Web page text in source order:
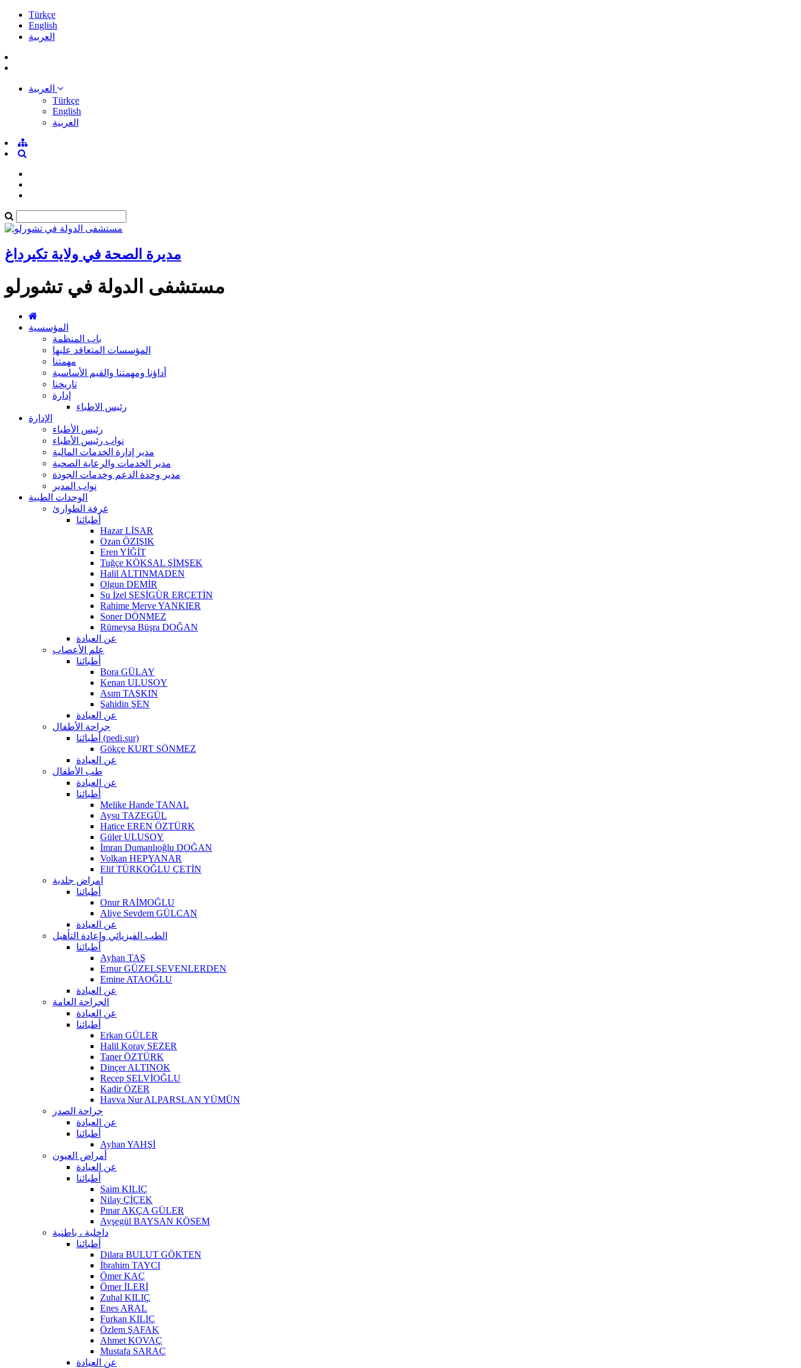
Türkçe
English
العربية
Türkçe
English
العربية
مديرة الصحة في ولاية تكيرداغ
مستشفى الدولة في تشورلو
المؤسسية
باب المنظمة
المؤسسات المتعاقد عليها
مهمتنا
أداؤنا ومهمتنا والقيم الأساسية
تاريخنا
إدارة
رئيس الاطباء
الإدارة
رئيس الأطباء
نواب رئيس الأطباء
مدير إدارة الخدمات المالية
مدير الخدمات والرعاية الصحية
مدير وحدة الدعم وخدمات الجودة
نواب المدير
الوحدات الطبية
غرفة الطوارئ
أطبائنا
Hazar LİSAR
Ozan ÖZIŞIK
Eren YİĞİT
Tuğçe KÖKSAL ŞİMŞEK
Halil ALTINMADEN
Olgun DEMİR
Su İzel SESİGÜR ERÇETİN
Rahime Merve YANKIER
Soner DÖNMEZ
Rümeysa Büşra DOĞAN
عن العيادة
علم الأعصاب
أطبائنا
Bora GÜLAY
Kenan ULUSOY
Asım TAŞKIN
Şahidin ŞEN
عن العيادة
جراحة الأطفال
أطبائنا (pedi.sur)
Gökçe KURT SÖNMEZ
عن العيادة
طب الأطفال
عن العيادة
أطبائنا
Melike Hande TANAL
Aysu TAZEGÜL
Hatice EREN ÖZTÜRK
Güler ULUSOY
İmran Dumanlıoğlu DOĞAN
Volkan HEPYANAR
Elif TÜRKOĞLU ÇETİN
امراض جلدية
أطبائنا
Onur RAİMOĞLU
Aliye Sevdem GÜLCAN
عن العيادة
الطب الفيزيائي وإعادة التأهيل
أطبائنا
Ayhan TAŞ
Ernur GÜZELSEVENLERDEN
Emine ATAOĞLU
عن العيادة
الجراحة العامة
عن العيادة
أطبائنا
Erkan GÜLER
Halil Koray SEZER
Taner ÖZTÜRK
Dinçer ALTINOK
Recep SELVİOĞLU
Kadir ÖZER
Havva Nur ALPARSLAN YÜMÜN
جراحة الصدر
عن العيادة
أطبائنا
Ayhan YAHŞİ
أمراض العيون
عن العيادة
أطبائنا
Saim KILIÇ
Nilay ÇİÇEK
Pınar AKÇA GÜLER
Ayşegül BAYSAN KÖSEM
داخلية ، باطنية
أطبائنا
Dilara BULUT GÖKTEN
İbrahim TAYCI
Ömer KAÇ
Ömer İLERİ
Zuhal KILIÇ
Enes ARAL
Furkan KILIÇ
Özlem ŞAFAK
Ahmet KOVAÇ
Mustafa SARAÇ
عن العيادة